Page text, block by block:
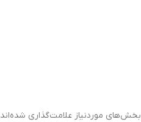
بخش‌های موردنیاز علامت‌گذاری شده‌اند